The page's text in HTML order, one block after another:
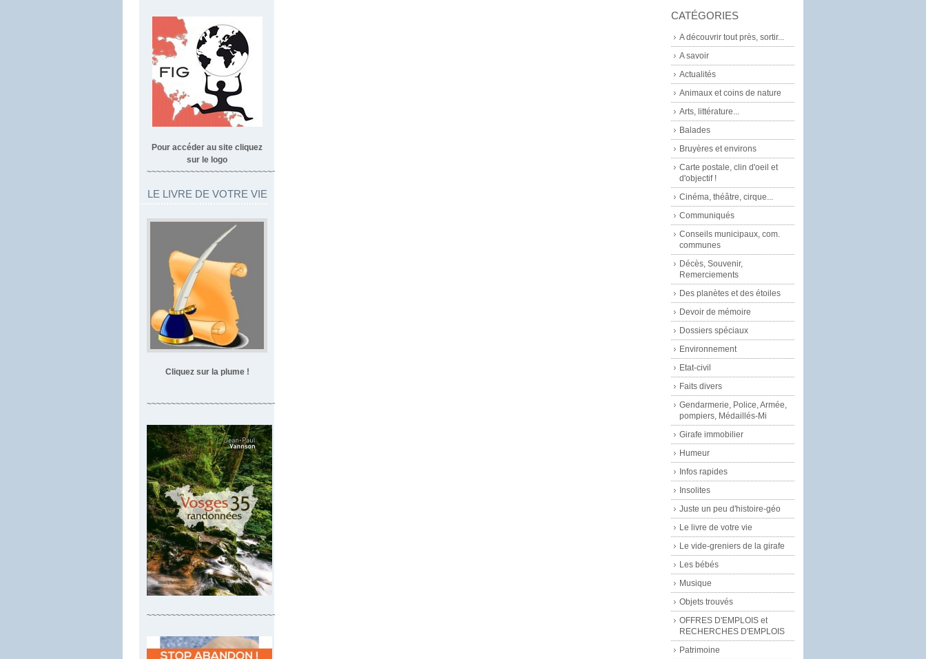
Pour accéder au site cliquez
sur le logo
~~~~~~~~~~~~~~~~~~~~~~~~~~~~~~~~~
LE LIVRE DE VOTRE VIE
Cliquez sur la plume !
~~~~~~~~~~~~~~~~~~~~~~~~~~~~~~~~~~
~~~~~~~~~~~~~~~~~~~~~~~~~~~~~~~~~
CATÉGORIES
A découvrir tout près, sortir...
A savoir
Actualités
Animaux et coins de nature
Arts, littérature...
Balades
Bruyères et environs
Carte postale, clin d'oeil et
d'objectif !
Cinéma, théâtre, cirque...
Communiqués
Conseils municipaux, com.
communes
Décès, Souvenir,
Remerciements
Des planètes et des étoiles
Devoir de mémoire
Dossiers spéciaux
Environnement
Etat-civil
Faits divers
Gendarmerie, Police, Armée,
pompiers, Médaillés-Mi
Girafe immobilier
Humeur
Infos rapides
Insolites
Juste un peu d'histoire-géo
Le livre de votre vie
Le vide-greniers de la girafe
Les bébés
Musique
Objets trouvés
OFFRES D'EMPLOIS et
RECHERCHES D'EMPLOIS
Patrimoine